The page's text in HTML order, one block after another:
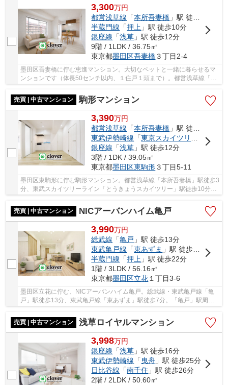
3,300万円
都営浅草線 「本所吾妻橋 」駅 徒歩1分
半蔵門線 「押上 」駅 徒歩10分
銀座線 「浅草 」駅 徒歩12分
9階 / 1LDK / 36.75㎡
東京都墨田区吾妻橋３丁目2-4
墨田区吾妻橋に佇む恵進マンション。大切なペットと一緒に暮らせるマ
ンションです（体長50センチ以内、１住戸１頭まで）。都営浅草線「本
所吾妻橋」駅から徒歩１分という立地のため、...
売買 | 中古マンション
駒形マンション
3,390万円
都営浅草線 「本所吾妻橋 」駅 徒歩3分
東武伊勢崎線 「東京スカイツリー
」駅 徒
銀座線 「浅草 」駅 徒歩12分
3階 / 1DK / 39.05㎡
東京都墨田区東駒形３丁目5-11
墨田区東駒形に佇む駒形マンション。都営浅草線「本所吾妻橋」駅徒歩3
分、東武スカイツリーライン「とうきょうスカイツリー」駅徒歩10分、
売買 | 中古マンション
NICアーバンハイム亀戸
3,990万円
総武線 「亀戸 」駅 徒歩13分
東武亀戸線 「東あずま 」駅 徒歩7分
半蔵門線 「押上 」駅 徒歩22分
1階 / 3LDK / 56.16㎡
東京都墨田区立花 １丁目3-6
墨田区立花に佇む、NICアーバンハイム亀戸。総武線・東武亀戸線「亀
戸」駅徒歩13分、東武亀戸線「東あずま」駅徒歩7分。「亀戸」駅周辺
売買 | 中古マンション
浅草ロイヤルマンション
3,998万円
銀座線 「浅草 」駅 徒歩16分
東武伊勢崎線 「 曳舟 」駅 徒歩25分
日比谷線 「南千住 」駅 徒歩26分
2階 / 2LDK / 50.60㎡